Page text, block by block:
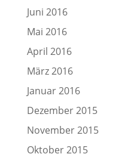
Juni 2016
Mai 2016
April 2016
März 2016
Januar 2016
Dezember 2015
November 2015
Oktober 2015